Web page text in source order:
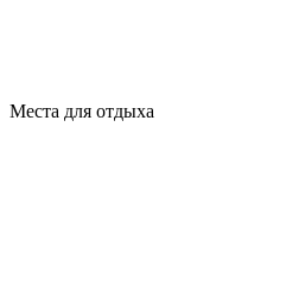
Места для отдыха